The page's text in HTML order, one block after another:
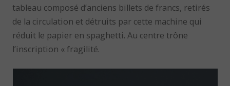
tableau composé d’anciens billets de francs, retirés
de la circulation et détruits par cette machine qui
réduit le papier en spaghetti. Au centre trône
l’inscription « fragilité.